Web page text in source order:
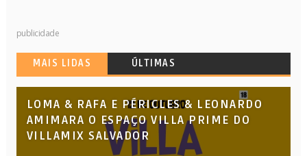
publicidade
MAIS LIDAS ÚLTIMAS
LOMA & RAFA E PÉRICLES & LEONARDO
AMIMARA O ESPAÇO VILLA PRIME DO
VILLAMIX SALVADOR